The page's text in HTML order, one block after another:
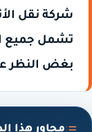
شركة نقل
تشمل جميع
بغض النظر عن
محاور هذا